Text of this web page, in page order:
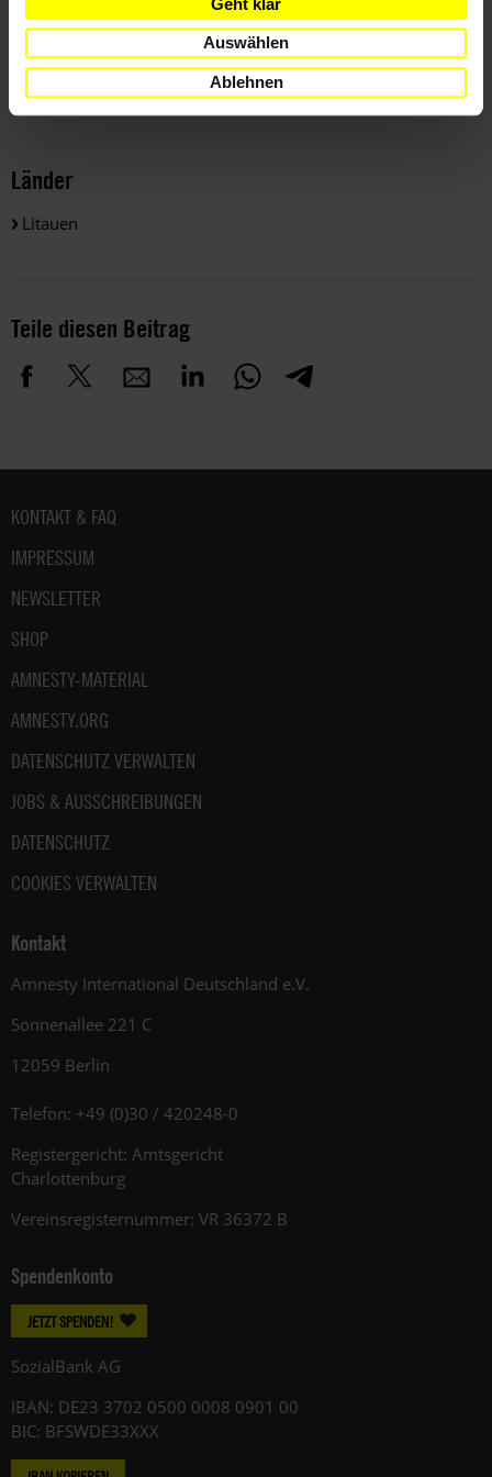
Auswählen
Ablehnen
Weitere Informationen
Länder
Litauen
Teile diesen Beitrag
Fußbereich
KONTAKT & FAQ
IMPRESSUM
NEWSLETTER
SHOP
AMNESTY-MATERIAL
AMNESTY.ORG
DATENSCHUTZ VERWALTEN
JOBS & AUSSCHREIBUNGEN
DATENSCHUTZ
COOKIES VERWALTEN
Kontakt
Amnesty International Deutschland e.V.
Sonnenallee 221 C
12059 Berlin
Telefon: +49 (0)30 / 420248-0
Registergericht: Amtsgericht
Charlottenburg
Vereinsregisternummer: VR 36372 B
Spendenkonto
JETZT SPENDEN!
SozialBank AG
IBAN: DE23 3702 0500 0008 0901 00
BIC: BFSWDE33XXX